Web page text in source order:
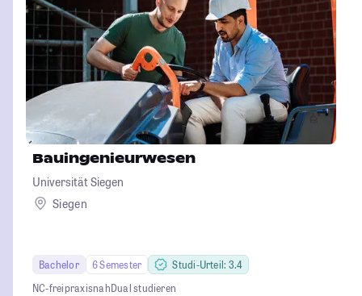
Bauingenieurwesen
Universität Siegen
Siegen
Bachelor 6 Semester
Studi-Urteil: 3.4
NC-freipraxisnahDual studieren